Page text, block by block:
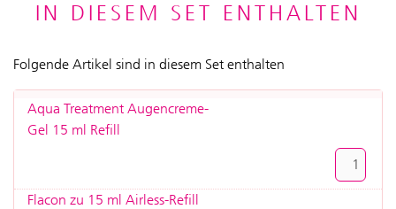
IN DIESEM SET ENTHALTEN
Folgende Artikel sind in diesem Set enthalten
Aqua Treatment Augencreme-
Gel 15 ml Refill
Flacon zu 15 ml Airless-Refill